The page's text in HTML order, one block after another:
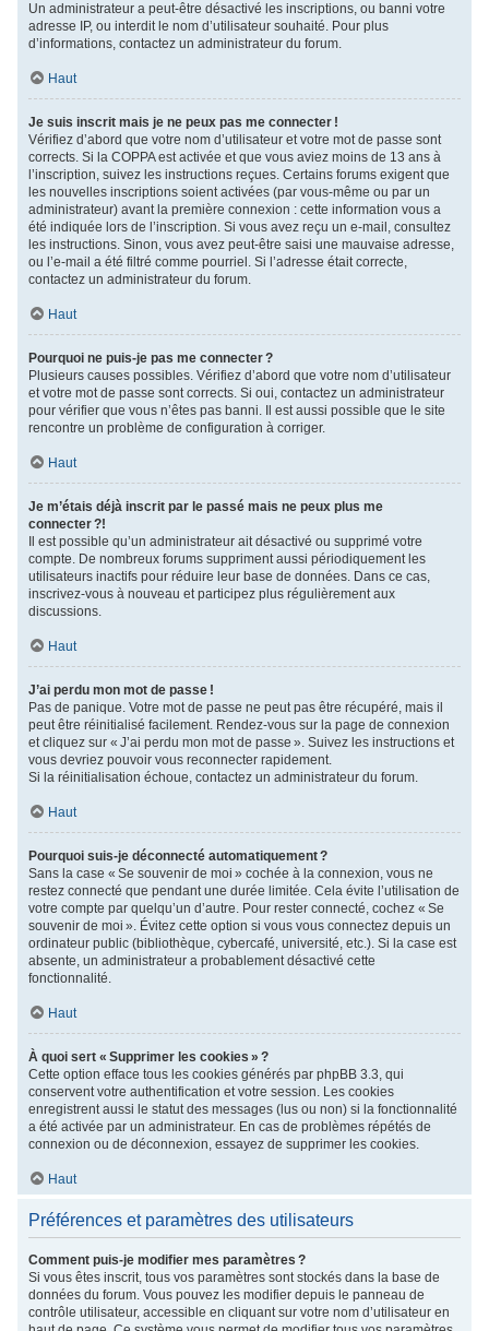
Un administrateur a peut-être désactivé les inscriptions, ou banni votre
adresse IP, ou interdit le nom d’utilisateur souhaité. Pour plus
d’informations, contactez un administrateur du forum.
Haut
Je suis inscrit mais je ne peux pas me connecter !
Vérifiez d’abord que votre nom d’utilisateur et votre mot de passe sont
corrects. Si la COPPA est activée et que vous aviez moins de 13 ans à
l’inscription, suivez les instructions reçues. Certains forums exigent que
les nouvelles inscriptions soient activées (par vous-même ou par un
administrateur) avant la première connexion : cette information vous a
été indiquée lors de l’inscription. Si vous avez reçu un e-mail, consultez
les instructions. Sinon, vous avez peut-être saisi une mauvaise adresse,
ou l’e-mail a été filtré comme pourriel. Si l’adresse était correcte,
contactez un administrateur du forum.
Haut
Pourquoi ne puis-je pas me connecter ?
Plusieurs causes possibles. Vérifiez d’abord que votre nom d’utilisateur
et votre mot de passe sont corrects. Si oui, contactez un administrateur
pour vérifier que vous n’êtes pas banni. Il est aussi possible que le site
rencontre un problème de configuration à corriger.
Haut
Je m’étais déjà inscrit par le passé mais ne peux plus me
connecter ?!
Il est possible qu’un administrateur ait désactivé ou supprimé votre
compte. De nombreux forums suppriment aussi périodiquement les
utilisateurs inactifs pour réduire leur base de données. Dans ce cas,
inscrivez-vous à nouveau et participez plus régulièrement aux
discussions.
Haut
J’ai perdu mon mot de passe !
Pas de panique. Votre mot de passe ne peut pas être récupéré, mais il
peut être réinitialisé facilement. Rendez-vous sur la page de connexion
et cliquez sur « J’ai perdu mon mot de passe ». Suivez les instructions et
vous devriez pouvoir vous reconnecter rapidement.
Si la réinitialisation échoue, contactez un administrateur du forum.
Haut
Pourquoi suis-je déconnecté automatiquement ?
Sans la case « Se souvenir de moi » cochée à la connexion, vous ne
restez connecté que pendant une durée limitée. Cela évite l’utilisation de
votre compte par quelqu’un d’autre. Pour rester connecté, cochez « Se
souvenir de moi ». Évitez cette option si vous vous connectez depuis un
ordinateur public (bibliothèque, cybercafé, université, etc.). Si la case est
absente, un administrateur a probablement désactivé cette
fonctionnalité.
Haut
À quoi sert « Supprimer les cookies » ?
Cette option efface tous les cookies générés par phpBB 3.3, qui
conservent votre authentification et votre session. Les cookies
enregistrent aussi le statut des messages (lus ou non) si la fonctionnalité
a été activée par un administrateur. En cas de problèmes répétés de
connexion ou de déconnexion, essayez de supprimer les cookies.
Haut
Préférences et paramètres des utilisateurs
Comment puis-je modifier mes paramètres ?
Si vous êtes inscrit, tous vos paramètres sont stockés dans la base de
données du forum. Vous pouvez les modifier depuis le panneau de
contrôle utilisateur, accessible en cliquant sur votre nom d’utilisateur en